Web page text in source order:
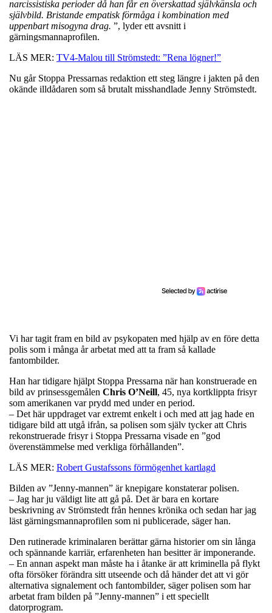
narcissistiska perioder då han får en överskattad självkänsla och
självbild. Bristande empatisk förmåga i kombination med
uppenbart misogyna drag. ”, lyder ett avsnitt i
gärningsmannaprofilen.
LÄS MER: TV4-Malou till Strömstedt: ”Rena lögner!”
Nu går Stoppa Pressarnas redaktion ett steg längre i jakten på den
okände illdådaren som så brutalt misshandlade Jenny Strömstedt.
Vi har tagit fram en bild av psykopaten med hjälp av en före detta
polis som i många år arbetat med att ta fram så kallade
fantombilder.
Han har tidigare hjälpt Stoppa Pressarna när han konstruerade en
bild av prinsessgemålen Chris O’Neill, 45, nya kortklippta frisyr
som amerikanen var prydd med under en period.
– Det här uppdraget var extremt enkelt i och med att jag hade en
tidigare bild att utgå ifrån, sa polisen som själv tycker att Chris
rekonstruerade frisyr i Stoppa Pressarna visade en ”god
överenstämmelse med verkliga förhållanden”.
LÄS MER: Robert Gustafssons förmögenhet kartlagd
Bilden av ”Jenny-mannen” är knepigare konstaterar polisen.
– Jag har ju väldigt lite att gå på. Det är bara en kortare
beskrivning av Strömstedt från hennes krönika och sedan har jag
läst gärningsmannaprofilen som ni publicerade, säger han.
Den rutinerade kriminalaren berättar gärna historier om sin långa
och spännande karriär, erfarenheten han besitter är imponerande.
– En annan aspekt man måste ha i åtanke är att kriminella på flykt
ofta försöker förändra sitt utseende och då händer det att vi gör
alternativa signalement och fantombilder, säger polisen som har
arbetat fram bilden på ”Jenny-mannen” i ett speciellt
datorprogram.